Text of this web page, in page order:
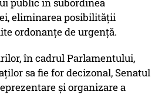
public in subordinea
eliminarea posibilităţii
ordonanţe de urgenţă.
în cadrul Parlamentului,
sa fie for decizonal, Senatul
şi organizare a